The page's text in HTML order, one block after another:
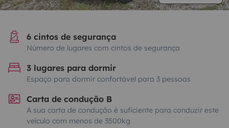
6 cintos de segurança
Número de lugares com cintos de segurança
3 lugares para dormir
Espaço para dormir confortável para 3 pessoas
Carta de condução B
A sua carta de condução é suficiente para conduzir este
veículo com menos de 3500kg